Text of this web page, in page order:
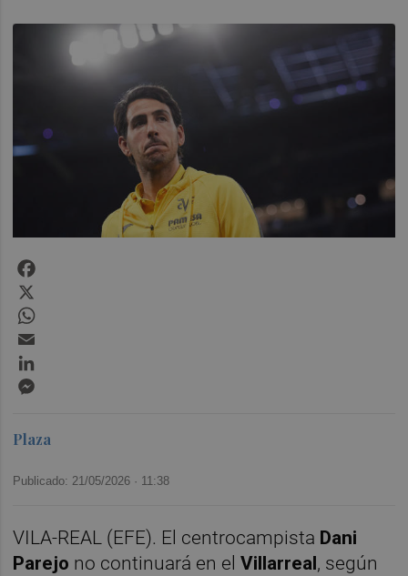
Plaza
Publicado: 21/05/2026 · 11:38
VILA-REAL (EFE). El centrocampista Dani
Parejo no continuará en elVillarreal, según